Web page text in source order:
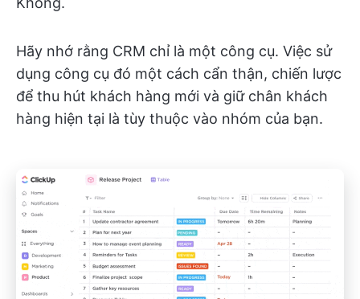
Hãy nhớ rằng CRM chỉ là một công cụ. Việc sử
dụng công cụ đó một cách cẩn thận, chiến lược
để thu hút khách hàng mới và giữ chân khách
hàng hiện tại là tùy thuộc vào nhóm của bạn.